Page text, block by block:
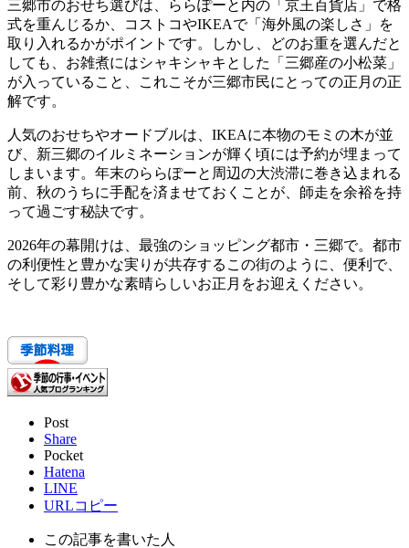
三郷市のおせち選びは、ららぽーと内の「京王百貨店」で格
式を重んじるか、コストコやIKEAで「海外風の楽しさ」を
取り入れるかがポイントです。しかし、どのお重を選んだと
しても、お雑煮にはシャキシャキとした「三郷産の小松菜」
が入っていること
、これこそが三郷市民にとっての正月の正
解です。
人気のおせちやオードブルは、IKEAに本物のモミの木が並
び、新三郷のイルミネーションが輝く頃には予約が埋まって
しまいます。 年末のららぽーと周辺の大渋滞に巻き込まれる
前、秋のうちに手配を済ませておくこと が、師走を余裕を持
って過ごす秘訣です。
2026年の幕開けは、最強のショッピング都市・三郷で。都市
の利便性と豊かな実りが共存するこの街のように、 便利で、
そして彩り豊かな素晴らしいお正月 をお迎えください。
Post
Share
Pocket
Hatena
LINE
URLコピー
この記事を書いた人